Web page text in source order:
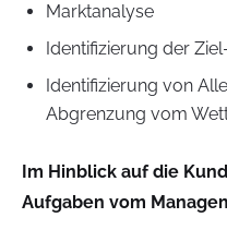
Marktanalyse
Identifizierung der
Identifizierung von
Abgrenzung vom
Im Hinblick auf die
Aufgaben vom